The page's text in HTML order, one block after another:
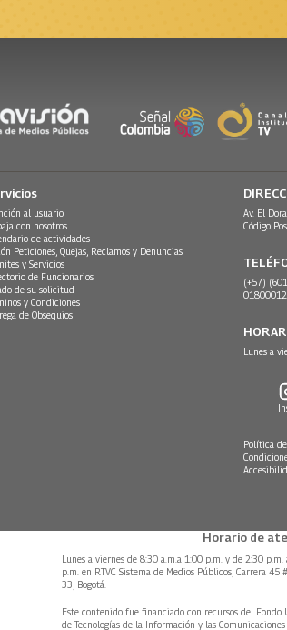
al usuario
con nosotros
de actividades
Peticiones, Quejas, Reclamos y Denuncias
y Servicios
de Funcionarios
de su solicitud
y Condiciones
de Obsequios
Av. El
Código
(+57)
Lunes a
Política
Horario de
Lunes a viernes de 8:30 a.m.a 1:00 p.m. y de 2:30 p.m.
p.m. en RTVC Sistema de Medios Públicos, Carrera 45
33, Bogotá.
Este contenido fue financiado con recursos del Fondo
de Tecnologías de la Información y las Comunicaciones